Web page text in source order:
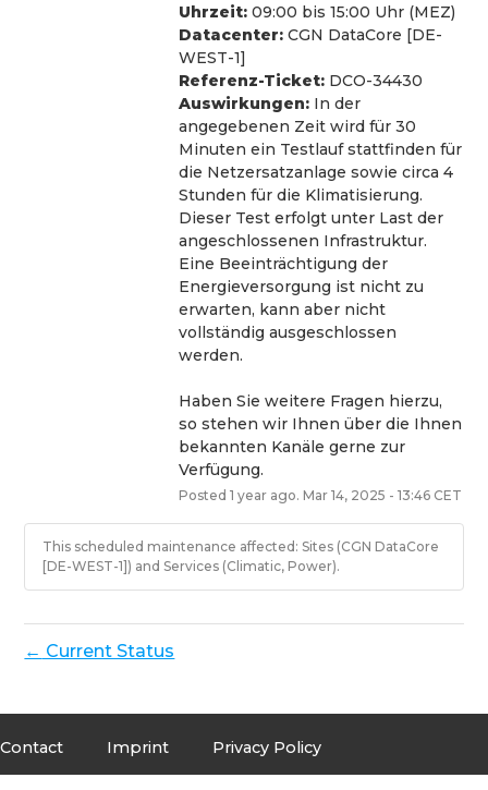
Uhrzeit: 09:00 bis 15:00 Uhr (MEZ)
Datacenter: CGN DataCore [DE-
WEST-1]
Referenz-Ticket: DCO-34430
Auswirkungen: In der
angegebenen Zeit wird für 30
Minuten ein Testlauf stattfinden für
die Netzersatzanlage sowie circa 4
Stunden für die Klimatisierung.
Dieser Test erfolgt unter Last der
angeschlossenen Infrastruktur.
Eine Beeinträchtigung der
Energieversorgung ist nicht zu
erwarten, kann aber nicht
vollständig ausgeschlossen
werden.
Haben Sie weitere Fragen hierzu,
so stehen wir Ihnen über die Ihnen
bekannten Kanäle gerne zur
Verfügung.
Posted 1 year ago. Mar 14, 2025 - 13:46CET
This scheduled maintenance affected: Sites (CGN DataCore
[DE-WEST-1]) and Services (Climatic, Power).
← Current Status
Contact Imprint Privacy Policy